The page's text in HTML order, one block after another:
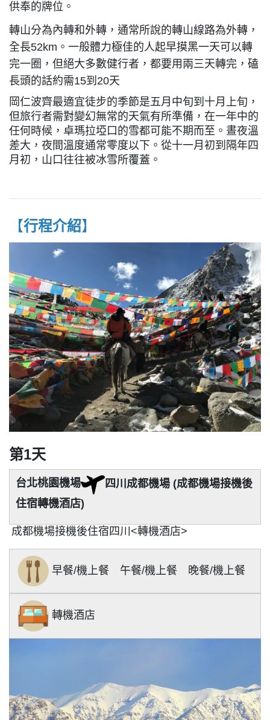
供奉的牌位。
轉山分為內轉和外轉，通常所說的轉山線路為外轉，
全長52km。一般體力極佳的人起早摸黑一天可以轉
完一圈，但絕大多數健行者，都要用兩三天轉完，磕
長頭的話約需15到20天
岡仁波齊最適宜徒步的季節是五月中旬到十月上旬，
但旅行者需對變幻無常的天氣有所準備，在一年中的
任何時候，卓瑪拉埡口的雪都可能不期而至。晝夜溫
差大，夜間溫度通常零度以下。從十一月初到隔年四
月初，山口往往被冰雪所覆蓋。
【行程介紹】
第1天
台北桃園機場
四川成都機場 (成都機場接機後
住宿轉機酒店)
成都機場接機後住宿四川<轉機酒店>
早餐/機上餐 午餐/機上餐 晚餐/機上餐
轉機酒店